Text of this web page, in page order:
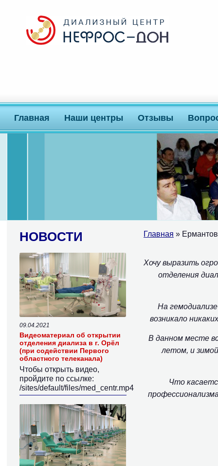
Главная Наши центры Отзывы
Главная »
Хочу выразить
отделения
На
возникало
В данном месте
летом, и
Что
НОВОСТИ
09.04.2021
Видеоматериал об открытии
отделения диализа в г. Орёл
(при содействии Первого
областного телеканала)
Чтобы открыть видео,
пройдите по ссылке:
/sites/default/files/med_centr.mp4